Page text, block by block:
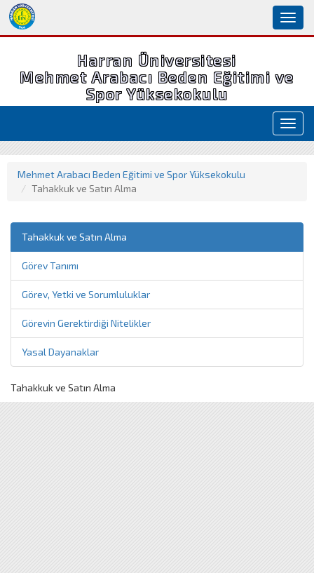
Harran Üniversitesi
Mehmet Arabacı Beden Eğitimi ve
Spor Yüksekokulu
Mehmet Arabacı Beden Eğitimi ve Spor Yüksekokulu
Tahakkuk ve Satın Alma
Tahakkuk ve Satın Alma
Görev Tanımı
Görev, Yetki ve Sorumluluklar
Görevin Gerektirdiği Nitelikler
Yasal Dayanaklar
Tahakkuk ve Satın Alma